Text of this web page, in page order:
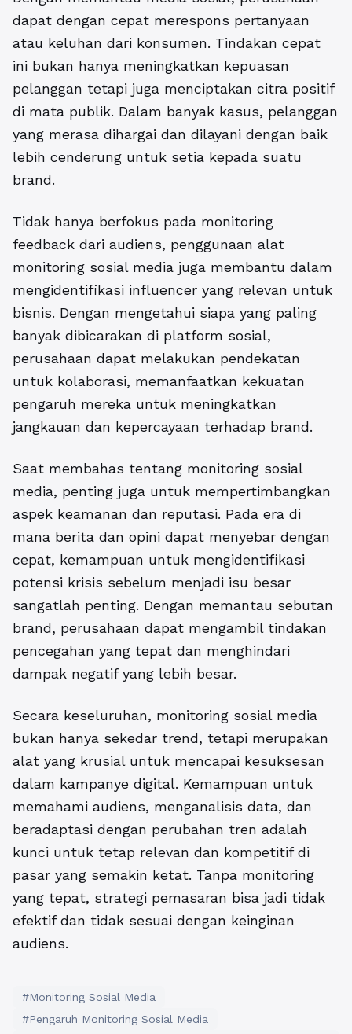
dapat dengan cepat merespons pertanyaan
atau keluhan dari konsumen. Tindakan cepat
ini bukan hanya meningkatkan kepuasan
pelanggan tetapi juga menciptakan citra positif
di mata publik. Dalam banyak kasus, pelanggan
yang merasa dihargai dan dilayani dengan baik
lebih cenderung untuk setia kepada suatu
brand.
Tidak hanya berfokus pada monitoring
feedback dari audiens, penggunaan alat
monitoring sosial media juga membantu dalam
mengidentifikasi influencer yang relevan untuk
bisnis. Dengan mengetahui siapa yang paling
banyak dibicarakan di platform sosial,
perusahaan dapat melakukan pendekatan
untuk kolaborasi, memanfaatkan kekuatan
pengaruh mereka untuk meningkatkan
jangkauan dan kepercayaan terhadap brand.
Saat membahas tentang monitoring sosial
media, penting juga untuk mempertimbangkan
aspek keamanan dan reputasi. Pada era di
mana berita dan opini dapat menyebar dengan
cepat, kemampuan untuk mengidentifikasi
potensi krisis sebelum menjadi isu besar
sangatlah penting. Dengan memantau sebutan
brand, perusahaan dapat mengambil tindakan
pencegahan yang tepat dan menghindari
dampak negatif yang lebih besar.
Secara keseluruhan, monitoring sosial media
bukan hanya sekedar trend, tetapi merupakan
alat yang krusial untuk mencapai kesuksesan
dalam kampanye digital. Kemampuan untuk
memahami audiens, menganalisis data, dan
beradaptasi dengan perubahan tren adalah
kunci untuk tetap relevan dan kompetitif di
pasar yang semakin ketat. Tanpa monitoring
yang tepat, strategi pemasaran bisa jadi tidak
efektif dan tidak sesuai dengan keinginan
audiens.
#Monitoring Sosial Media
#Pengaruh Monitoring Sosial Media